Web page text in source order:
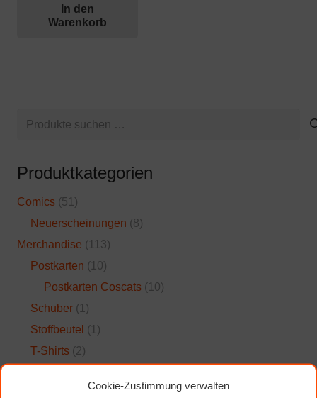
Cookie-Zustimmung verwalten
In den
Warenkorb
Suchen
Produktkategorien
Comics (51)
Neuerscheinungen (8)
Merchandise (113)
Postkarten (10)
Postkarten Coscats (10)
Schuber (1)
Stoffbeutel (1)
T-Shirts (2)
(38)